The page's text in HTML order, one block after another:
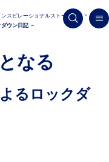
ンスピレーショナルストーリー
ウン日記 －
なる
るロックダ